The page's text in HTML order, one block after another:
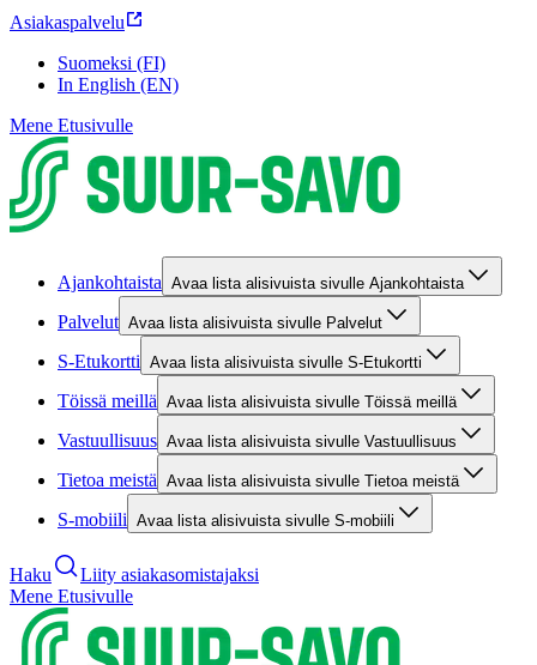
Asiakaspalvelu
Suomeksi (FI)
In English (EN)
Mene Etusivulle
Ajankohtaista Avaa lista alisivuista sivulle Ajankohtaista
Palvelut Avaa lista alisivuista sivulle Palvelut
S-Etukortti Avaa lista alisivuista sivulle S-Etukortti
Töissä meillä Avaa lista alisivuista sivulle Töissä meillä
Vastuullisuus Avaa lista alisivuista sivulle Vastuullisuus
Tietoa meistä Avaa lista alisivuista sivulle Tietoa meistä
S-mobiili Avaa lista alisivuista sivulle S-mobiili
Haku
Liity asiakasomistajaksi
Mene Etusivulle